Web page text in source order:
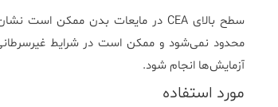
محدود نمی‌شود و ممکن است در شرایط غیرسرطانی
آزمایش‌ها انجام شود.
مورد استفاده